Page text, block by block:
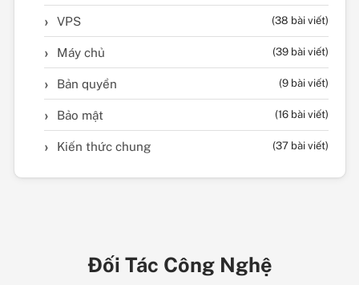
VPS (38 bài viết)
Máy chủ (39 bài viết)
Bản quyền (9 bài viết)
Bảo mật (16 bài viết)
Kiến thức chung (37 bài viết)
Đối Tác Công Nghệ